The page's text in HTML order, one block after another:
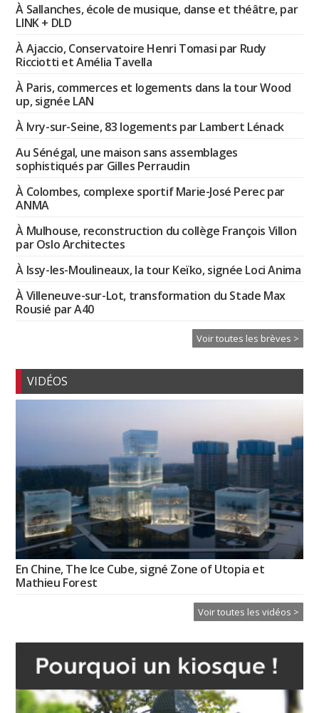
À Sallanches, école de musique, danse et théâtre, par
LINK + DLD
À Ajaccio, Conservatoire Henri Tomasi par Rudy
Ricciotti et Amélia Tavella
À Paris, commerces et logements dans la tour Wood
up, signée LAN
À Ivry-sur-Seine, 83 logements par Lambert Lénack
Au Sénégal, une maison sans assemblages
sophistiqués par Gilles Perraudin
À Colombes, complexe sportif Marie-José Perec par
ANMA
À Mulhouse, reconstruction du collège François Villon
par Oslo Architectes
À Issy-les-Moulineaux, la tour Keïko, signée Loci Anima
À Villeneuve-sur-Lot, transformation du Stade Max
Rousié par A40
Voir toutes les brèves >
VIDÉOS
En Chine, The Ice Cube, signé Zone of Utopia et
Mathieu Forest
Voir toutes les vidéos >